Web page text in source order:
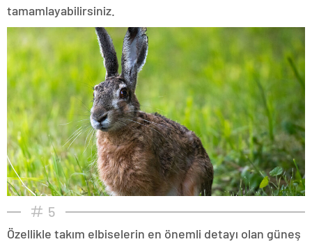
tamamlayabilirsiniz.
5
Özellikle takım elbiselerin en önemli detayı olan güneş